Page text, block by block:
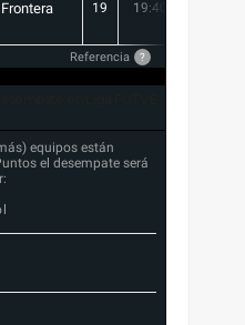
19 19:40
Referencia ?
equipos están
el desempate será